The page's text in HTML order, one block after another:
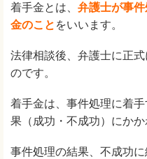
着手金とは、 弁護士が事
金のこと をいいます。
法律相談後、弁護士に正
のです。
着手金は、事件処理に着
果（成功・不成功）にか
事件処理の結果、不成功